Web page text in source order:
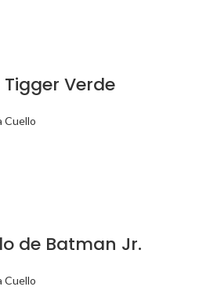
Verde
Cuello
de Batman Jr.
Cuello